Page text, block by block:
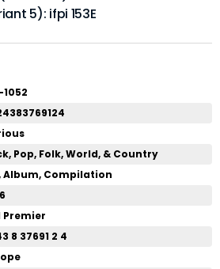
5): ifpi 153E
1052
Pop, Folk, World, & Country
Album, Compilation
Premier
8 37691 2 4